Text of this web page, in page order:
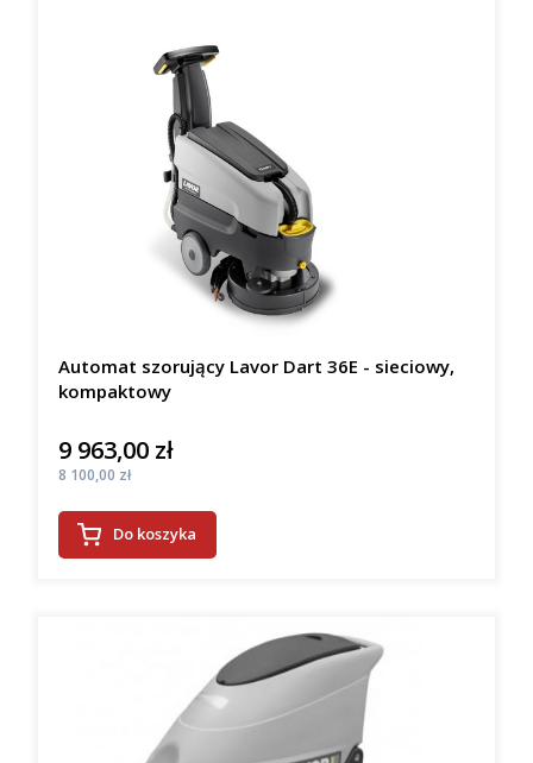
Automat szorujący Lavor Dart 36E - sieciowy,
kompaktowy
Cena
9 963,00 zł
Cena
8 100,00 zł
Do koszyka